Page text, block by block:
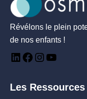
Révélons le plein
de nos enfants !
Les